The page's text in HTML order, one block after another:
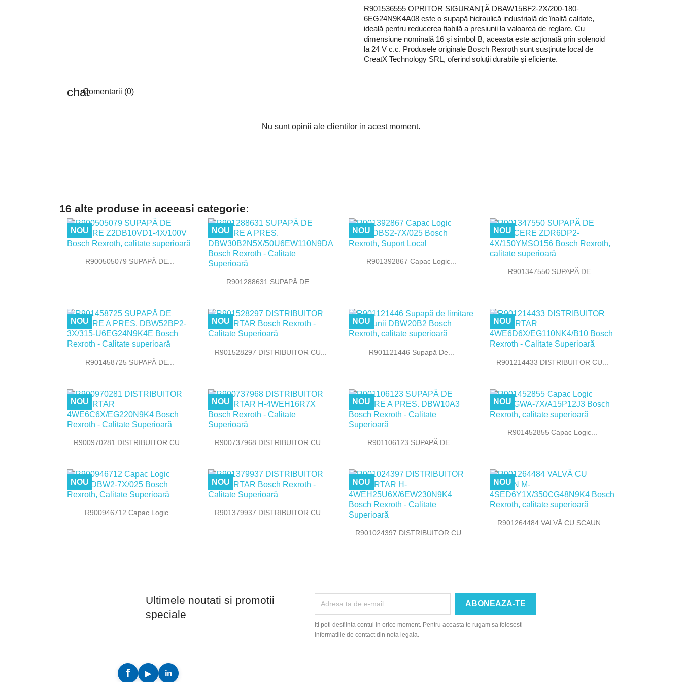
R901536555 OPRITOR SIGURANŢĂ DBAW15BF2-2X/200-180-
6EG24N9K4A08 este o supapă hidraulică industrială de înaltă calitate,
ideală pentru reducerea fiabilă a presiunii la valoarea de reglare. Cu
dimensiune nominală 16 și simbol B, aceasta este acționată prin solenoid
la 24 V c.c. Produsele originale Bosch Rexroth sunt susținute local de
CreatX Technology SRL, oferind soluții durabile și eficiente.
Comentarii (0)
Nu sunt opinii ale clientilor in acest moment.
16 alte produse in aceeasi categorie:
 Vizualizare rapida
R900505079 SUPAPĂ DE...
NOU
 Vizualizare rapida
R901288631 SUPAPĂ DE...
NOU
 Vizualizare rapida
R901392867 Capac Logic...
NOU
 Vizualizare rapida
R901347550 SUPAPĂ DE...
NOU
 Vizualizare rapida
R901458725 SUPAPĂ DE...
NOU
 Vizualizare rapida
R901528297 DISTRIBUITOR CU...
NOU
 Vizualizare rapida
R901121446 Supapă De...
NOU
 Vizualizare rapida
R901214433 DISTRIBUITOR CU...
NOU
 Vizualizare rapida
R900970281 DISTRIBUITOR CU...
NOU
 Vizualizare rapida
R900737968 DISTRIBUITOR CU...
NOU
 Vizualizare rapida
R901106123 SUPAPĂ DE...
NOU
 Vizualizare rapida
R901452855 Capac Logic...
NOU
 Vizualizare rapida
R900946712 Capac Logic...
NOU
 Vizualizare rapida
R901379937 DISTRIBUITOR CU...
NOU
 Vizualizare rapida
R901024397 DISTRIBUITOR CU...
NOU
 Vizualizare rapida
R901264484 VALVĂ CU SCAUN...
NOU
Ultimele noutati si promotii
speciale
Iti poti desfiinta contul in orice moment. Pentru aceasta te rugam sa folosesti
informatiile de contact din nota legala.